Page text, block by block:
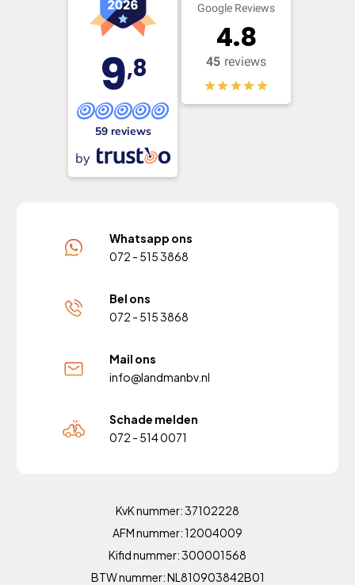
9,8
59 reviews
by
Google Reviews
4.8
45 reviews
Whatsapp ons
072 - 515 3868
Bel ons
072 - 515 3868
Mail ons
info@landmanbv.nl
Schade melden
072 - 514 0071
KvK nummer: 37102228
AFM nummer: 12004009
Kifid nummer: 300001568
BTW nummer: NL810903842B01